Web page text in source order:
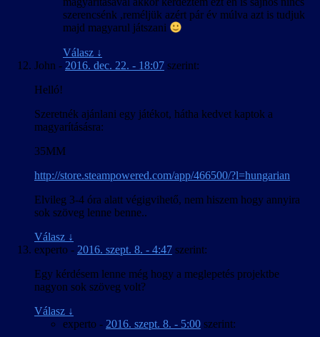
szerencsénk ,reméljük azért pár év múlva azt is tudjuk
majd magyarul játszani
Válasz ↓
John - 2016. dec. 22. - 18:07 szerint:
Helló!
Szeretnék ajánlani egy játékot, hátha kedvet kaptok a
magyarításásra:
35MM
http://store.steampowered.com/app/466500/?l=hungarian
Elvileg 3-4 óra alatt végigvihető, nem hiszem hogy annyira
sok szöveg lenne benne..
Válasz ↓
experto - 2016. szept. 8. - 4:47 szerint:
Egy kérdésem lenne még hogy a meglepetés projektbe
nagyon sok szöveg volt?
Válasz ↓
experto - 2016. szept. 8. - 5:00 szerint: